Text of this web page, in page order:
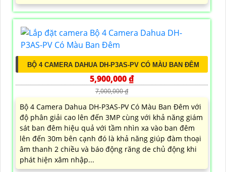
BỘ 4 CAMERA DAHUA DH-P3AS-PV CÓ MÀU BAN ĐÊM
5,900,000 ₫
7,000,000 ₫
Bộ 4 Camera Dahua DH-P3AS-PV Có Màu Ban Đêm với
độ phân giải cao lên đến 3MP cùng với khả năng giám
sát ban đêm hiệu quả với tầm nhìn xa vào ban đêm
lên đến 30m bên cạnh đó là khả năng giúp đàm thoại
âm thanh 2 chiều và báo động răng de chủ động khi
phát hiện xâm nhập...